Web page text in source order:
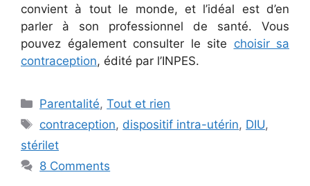
convient à tout le monde, et l’idéal est d’en
parler à son professionnel de santé. Vous
pouvez également consulter le site choisir sa
contraception, édité par l’INPES.
Categories
Parentalité,Tout et rien
Tags
contraception, dispositif intra-utérin, DIU,
stérilet
8 Comments